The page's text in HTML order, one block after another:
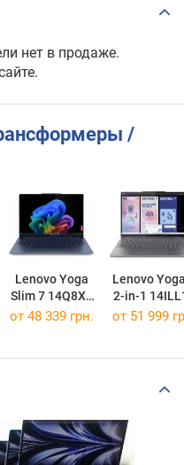
нет в продаже.
/
Lenovo Yoga
Slim 7 14Q8X9
[83ED0001US]
Lenovo
2-in-1
от 48 339 грн. от 51 999